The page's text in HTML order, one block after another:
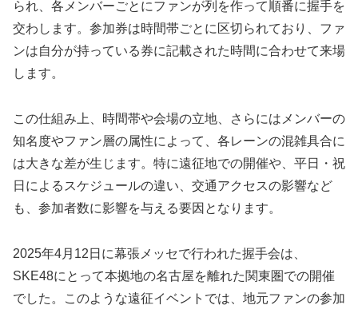
られ、各メンバーごとにファンが列を作って順番に握手を
交わします。参加券は時間帯ごとに区切られており、ファ
ンは自分が持っている券に記載された時間に合わせて来場
します。
この仕組み上、時間帯や会場の立地、さらにはメンバーの
知名度やファン層の属性によって、各レーンの混雑具合に
は大きな差が生じます。特に遠征地での開催や、平日・祝
日によるスケジュールの違い、交通アクセスの影響など
も、参加者数に影響を与える要因となります。
2025年4月12日に幕張メッセで行われた握手会は、
SKE48にとって本拠地の名古屋を離れた関東圏での開催
でした。このような遠征イベントでは、地元ファンの参加